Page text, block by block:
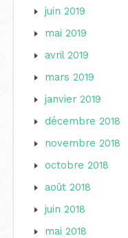
juin 2019
mai 2019
avril 2019
mars 2019
janvier 2019
décembre 2018
novembre 2018
octobre 2018
août 2018
juin 2018
mai 2018